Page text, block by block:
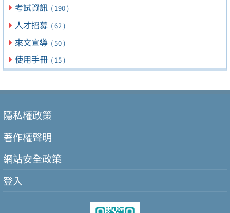
考試資訊 ( 190 )
人才招募 ( 62 )
來文宣導 ( 50 )
使用手冊 ( 15 )
隱私權政策
著作權聲明
網站安全政策
登入